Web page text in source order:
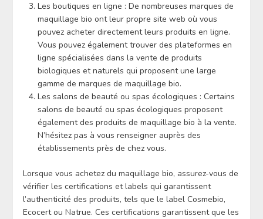
Les boutiques en ligne : De nombreuses marques de
maquillage bio ont leur propre site web où vous
pouvez acheter directement leurs produits en ligne.
Vous pouvez également trouver des plateformes en
ligne spécialisées dans la vente de produits
biologiques et naturels qui proposent une large
gamme de marques de maquillage bio.
Les salons de beauté ou spas écologiques : Certains
salons de beauté ou spas écologiques proposent
également des produits de maquillage bio à la vente.
N’hésitez pas à vous renseigner auprès des
établissements près de chez vous.
Lorsque vous achetez du maquillage bio, assurez-vous de
vérifier les certifications et labels qui garantissent
l’authenticité des produits, tels que le label Cosmebio,
Ecocert ou Natrue. Ces certifications garantissent que les